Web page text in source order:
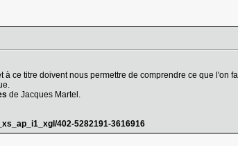
ce titre doivent nous permettre de comprendre ce que l'on
de Jacques Martel.
402-5282191-3616916